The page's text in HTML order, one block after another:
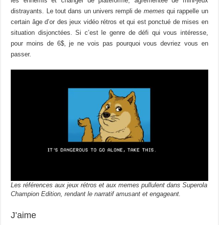
distrayants. Le tout dans un univers rempli de memes qui rappelle un
certain âge d’or des jeux vidéo rétros et qui est ponctué de mises en
situation disjonctées. Si c’est le genre de défi qui vous intéresse,
pour moins de 6$, je ne vois pas pourquoi vous devriez vous en
passer.
Les références aux jeux rétros et aux memes pullulent dans Superola
Champion Edition, rendant le narratif amusant et engageant.
J’aime